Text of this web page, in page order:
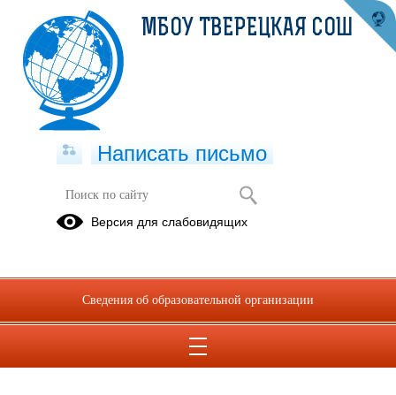
МБОУ ТВЕРЕЦКАЯ СОШ
Написать письмо
Версия для слабовидящих
Сведения об образовательной организации